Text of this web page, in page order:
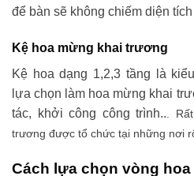
để bàn sẽ không chiếm diện
Kệ hoa mừng khai trương
Kệ hoa dạng 1,2,3 tầng là
lựa chọn làm hoa mừng khai
tác, khởi công công trình.. .
trương được tổ chức tại những nơi
Cách lựa chọn vòng